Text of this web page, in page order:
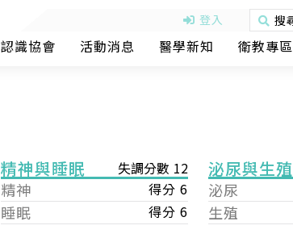
登入
認識協會 活動消息 醫學新知 衛教專區
精神與睡眠 失調分數 12
精神 得分 6
睡眠 得分 6
泌尿與生殖
泌尿
生殖